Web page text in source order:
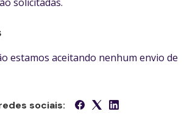
estamos aceitando nenhum envio de
sociais: